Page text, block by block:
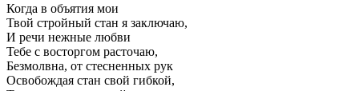
Когда в объятия мои
Твой стройный стан я заключаю,
И речи нежные любви
Тебе с восторгом расточаю,
Безмолвна, от стесненных рук
Освобождая стан свой гибкой,